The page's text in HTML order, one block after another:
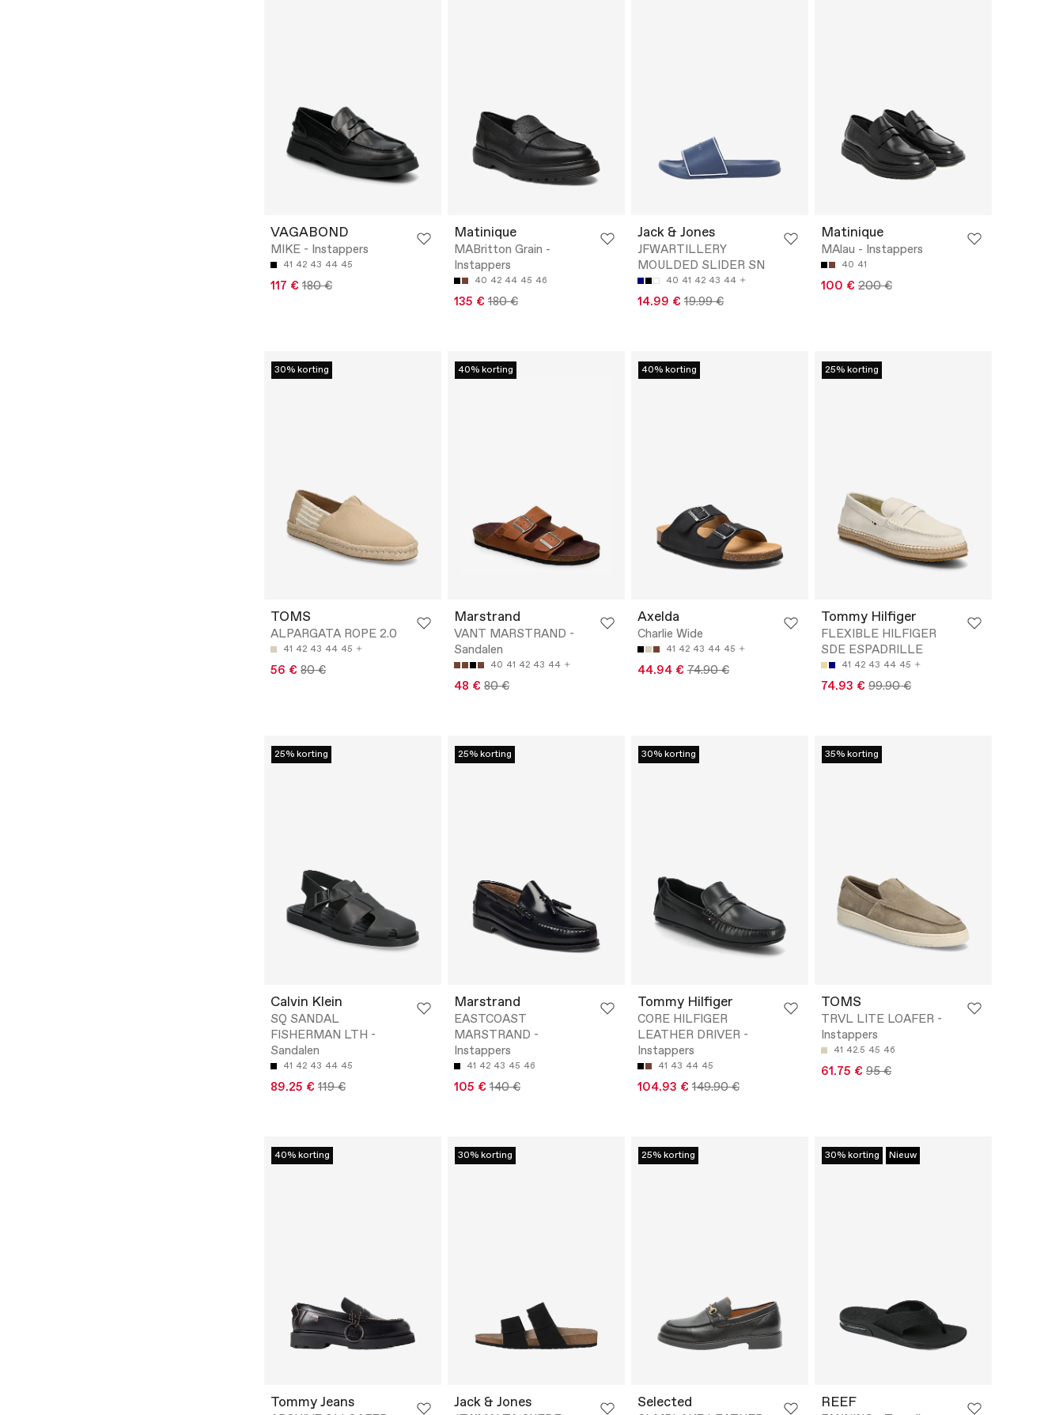
VAGABOND
MIKE - Instappers
41 42 43 44 45
117 € 180 €
Matinique
MABritton Grain -
Instappers
40 42 44 45 46
135 € 180 €
Jack & Jones
JFWARTILLERY
MOULDED SLIDER SN
40 41 42 43 44
14.99 € 19.99 €
Matinique
MAlau - Instappers
40 41
100 € 200 €
30% korting
TOMS
ALPARGATA ROPE 2.0
41 42 43 44 45
56 € 80 €
40% korting
Marstrand
VANT MARSTRAND -
Sandalen
40 41 42 43 44
48 € 80 €
40% korting
Axelda
Charlie Wide
41 42 43 44 45
44.94 € 74.90 €
25% korting
Tommy Hilfiger
FLEXIBLE HILFIGER
SDE ESPADRILLE
41 42 43 44 45
74.93 € 99.90 €
25% korting
Calvin Klein
SQ SANDAL
FISHERMAN LTH -
Sandalen
41 42 43 44 45
89.25 € 119 €
25% korting
Marstrand
EASTCOAST
MARSTRAND -
Instappers
41 42 43 45 46
105 € 140 €
30% korting
Tommy Hilfiger
CORE HILFIGER
LEATHER DRIVER -
Instappers
41 43 44 45
104.93 € 149.90 €
35% korting
TOMS
TRVL LITE LOAFER -
Instappers
41 42.5 45 46
61.75 € 95 €
40% korting
Tommy Jeans
30% korting
Jack & Jones
25% korting
Selected
30% korting Nieuw
REEF